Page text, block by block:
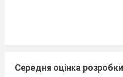
Середня оцінка розробки